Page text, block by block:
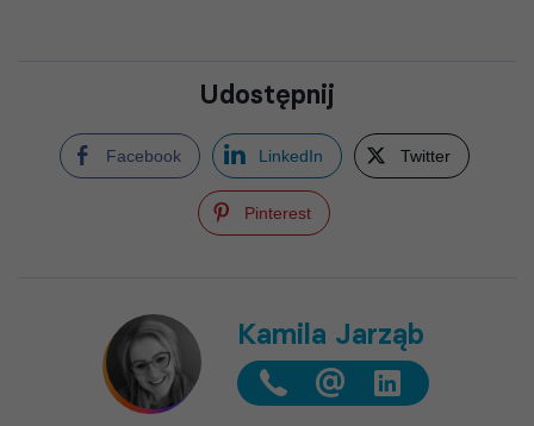
Udostępnij
Facebook LinkedIn Twitter
Pinterest
Kamila Jarząb
@